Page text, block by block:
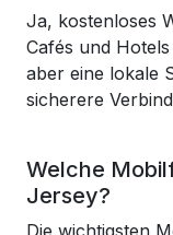
Ja, kostenloses
Cafés und
aber eine lokale
sicherere
Welche
Jersey?
Die wichtigsten